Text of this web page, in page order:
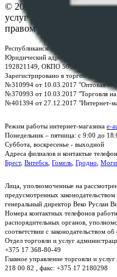
© 2026 Республиканское
услуг
правом
Республиканское унитарное
Юридический адрес: г. Минск, пр-т.
192821149, ОКПО 500111895000
Зарегистрировано в торговом
№310994 от 10.03.2017 "Оптовая
№370993 от 10.03.2017 "Торговля на
№401394 от 27.12.2017 "Интернет-
Режим работы интернет-магазина e-
Понедельник – пятница: с 9:00 до
Суббота, воскресенье - выходной
Адреса филиалов и контактые
Брест, Витебск Гомель Гродно
Лица, уполномоченные на
предусмотренных
генеральный директор Веко Руслан
Номера контактных телефонов
распорядительных органов,
соответствии с законодательством
Отдел торговли и услуг
+375 17 368-80-49
Главное управление торговли и
218 00 82 , факс: +375 17 2180298